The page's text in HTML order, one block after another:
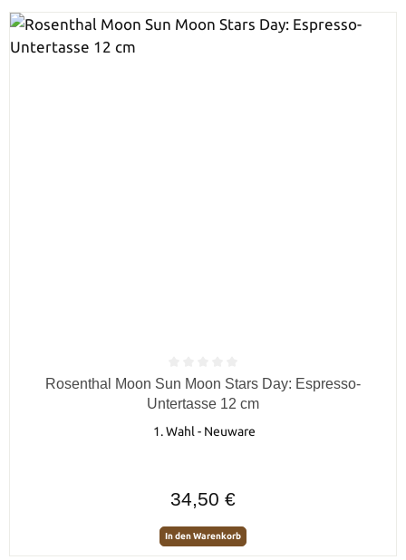
Durchschnittliche Bewertung von 0 von 5 Sternen
Rosenthal Moon Sun Moon Stars Day: Espresso-
Untertasse 12 cm
1. Wahl - Neuware
34,50 €
In den Warenkorb